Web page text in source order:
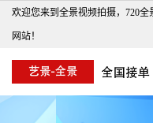
欢迎您来到全景视频拍摄，720
网站！